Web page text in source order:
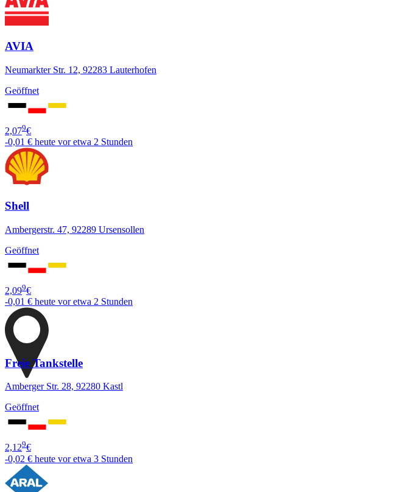
AVIA
Neumarkter Str. 12, 92283 Lauterhofen
Geöffnet
2,079€
-0,01 € heute vor etwa 2 Stunden
Shell
Ambergerstr. 47, 92289 Ursensollen
Geöffnet
2,099€
-0,01 € heute vor etwa 2 Stunden
Freie Tankstelle
Amberger Str. 28, 92280 Kastl
Geöffnet
2,129€
-0,02 € heute vor etwa 3 Stunden